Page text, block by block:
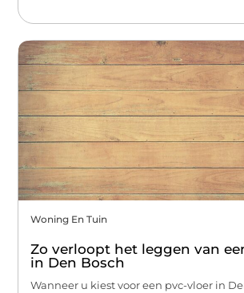
Woning En Tuin
Zo verloopt het leggen van
in Den Bosch
Wanneer u kiest voor een pvc-vloer in